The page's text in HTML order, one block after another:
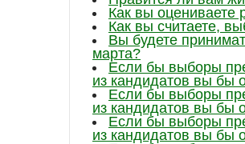
Как вы оцениваете
Как вы считаете,
Вы будете
марта?
Если бы выборы
из кандидатов вы бы
Если бы выборы
из кандидатов вы бы
Если бы выборы
из кандидатов вы бы